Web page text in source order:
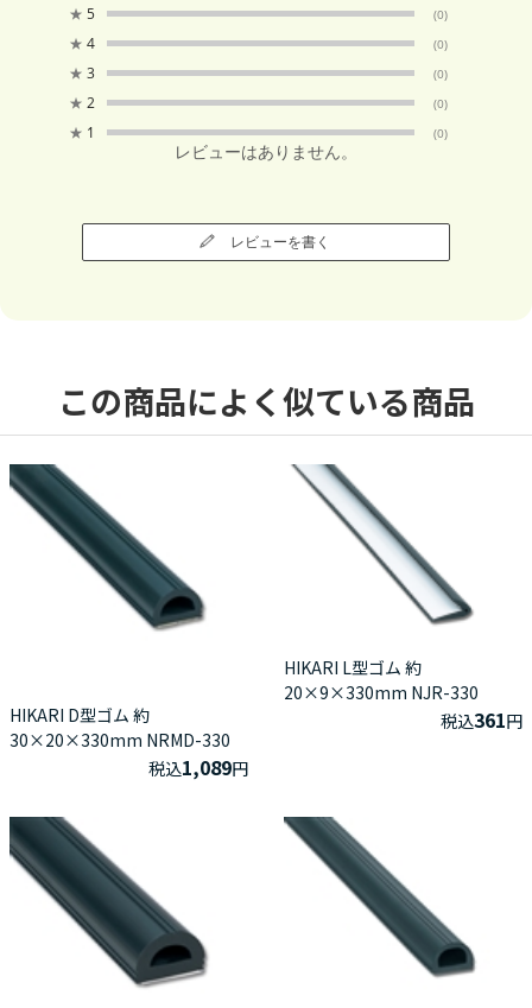
★ 5 (0)
★ 4 (0)
★ 3 (0)
★ 2 (0)
★ 1 (0)
レビューはありません。
レビューを書く
この商品によく似ている商品
HIKARI D型ゴム 約
30×20×330mm NRMD-330
税込1,089円
HIKARI L型ゴム 約
20×9×330mm NJR-330
税込361円